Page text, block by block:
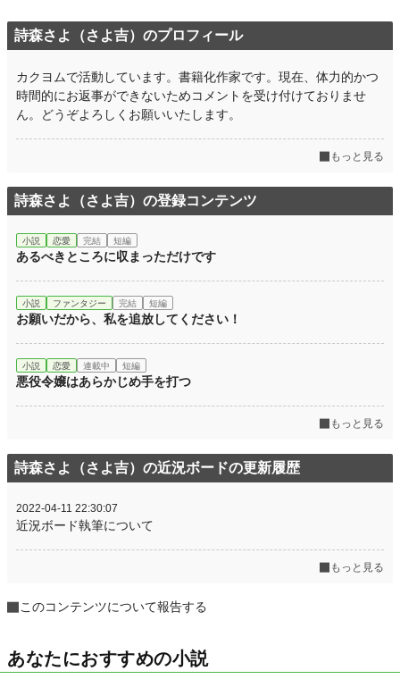
月間ポイント 9,643 pt (4,660 位)
年間ポイント 146,472 pt (4,249 位)
累計ポイント 307,769 pt (14,898 位)
詩森さよ（さよ吉）のプロフィール
カクヨムで活動しています。書籍化作家です。現在、体力的かつ
時間的にお返事ができないためコメントを受け付けておりませ
ん。どうぞよろしくお願いいたします。
もっと見る
詩森さよ（さよ吉）の登録コンテンツ
小説 恋愛 完結 短編
あるべきところに収まっただけです
小説 ファンタジー 完結 短編
お願いだから、私を追放してください！
小説 恋愛 連載中 短編
悪役令嬢はあらかじめ手を打つ
もっと見る
詩森さよ（さよ吉）の近況ボードの更新履歴
2022-04-11 22:30:07
近況ボード執筆について
もっと見る
このコンテンツについて報告する
あなたにおすすめの小説